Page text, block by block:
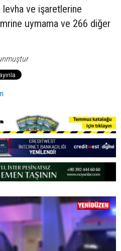
ve işaretlerine
uymama ve 266 diğer